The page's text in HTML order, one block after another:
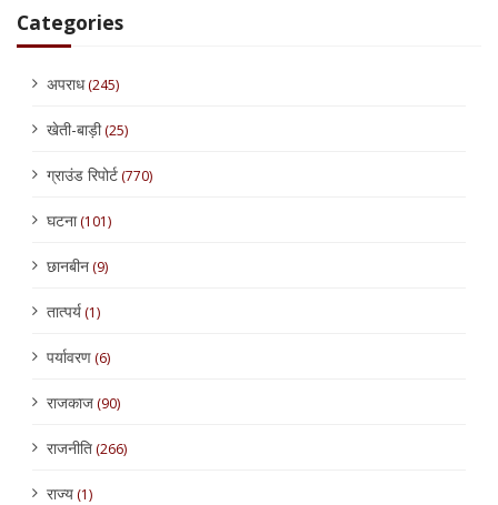
Categories
अपराध(245)
खेती-बाड़ी(25)
ग्राउंड रिपोर्ट(770)
घटना(101)
छानबीन(9)
तात्पर्य(1)
पर्यावरण(6)
राजकाज(90)
राजनीति(266)
राज्य(1)